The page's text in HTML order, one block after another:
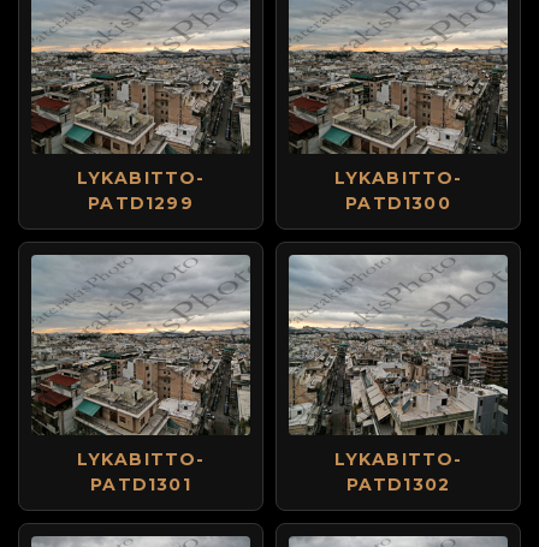
LYKABITTO-
PATD1299
LYKABITTO-
PATD1300
LYKABITTO-
PATD1301
LYKABITTO-
PATD1302